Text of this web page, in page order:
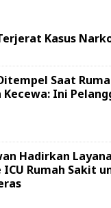
Kasus
Saat
Kecewa: Ini
Hadirkan
ICU Rumah Sakit